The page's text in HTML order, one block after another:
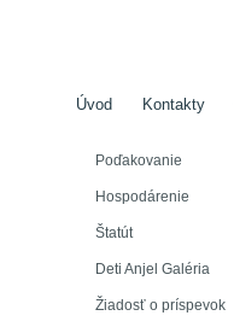
Úvod Kontakty
Poďakovanie
Hospodárenie
Štatút
Deti Anjel Galéria
Žiadosť o príspevok